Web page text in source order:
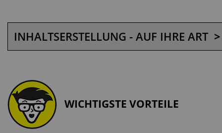
INHALTSERSTELLUNG - AUF IHRE ART >
WICHTIGSTE VORTEILE